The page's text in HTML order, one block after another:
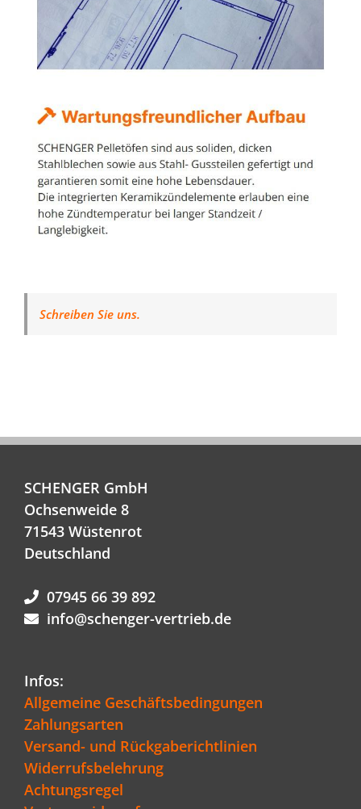
Schreiben Sie uns.
SCHENGER GmbH
Ochsenweide 8
71543 Wüstenrot
Deutschland
07945 66 39 892
info@schenger-vertrieb.de
Infos:
Allgemeine Geschäftsbedingungen
Zahlungsarten
Versand- und Rückgaberichtlinien
Widerrufsbelehrung
Achtungsregel